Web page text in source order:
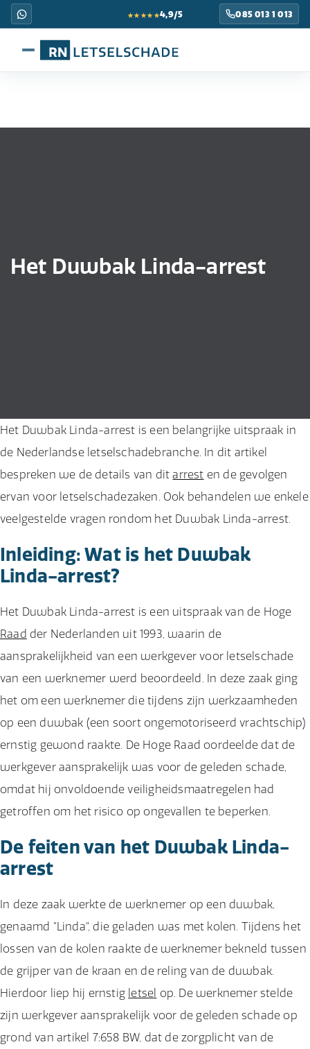
★★★★★4,9/5 085 013 1 013
Het Duwbak Linda-arrest
Het Duwbak Linda-arrest is een belangrijke uitspraak in
de Nederlandse letselschadebranche. In dit artikel
bespreken we de details van ditarrest en de gevolgen
ervan voor letselschadezaken. Ook behandelen we enkele
veelgestelde vragen rondom het Duwbak Linda-arrest.
Inleiding: Wat is het Duwbak
Linda-arrest?
Het Duwbak Linda-arrest is een uitspraak van de Hoge
Raad der Nederlanden uit 1993, waarin de
aansprakelijkheid van een werkgever voor letselschade
van een werknemer werd beoordeeld. In deze zaak ging
het om een werknemer die tijdens zijn werkzaamheden
op een duwbak (een soort ongemotoriseerd vrachtschip)
ernstig gewond raakte. De Hoge Raad oordeelde dat de
werkgever aansprakelijk was voor de geleden schade,
omdat hij onvoldoende veiligheidsmaatregelen had
getroffen om het risico op ongevallen te beperken.
De feiten van het Duwbak Linda-
arrest
In deze zaak werkte de werknemer op een duwbak,
genaamd "Linda", die geladen was met kolen. Tijdens het
lossen van de kolen raakte de werknemer bekneld tussen
de grijper van de kraan en de reling van de duwbak.
Hierdoor liep hij ernstig letsel op. De werknemer stelde
zijn werkgever aansprakelijk voor de geleden schade op
grond van artikel 7:658 BW, dat de zorgplicht van de